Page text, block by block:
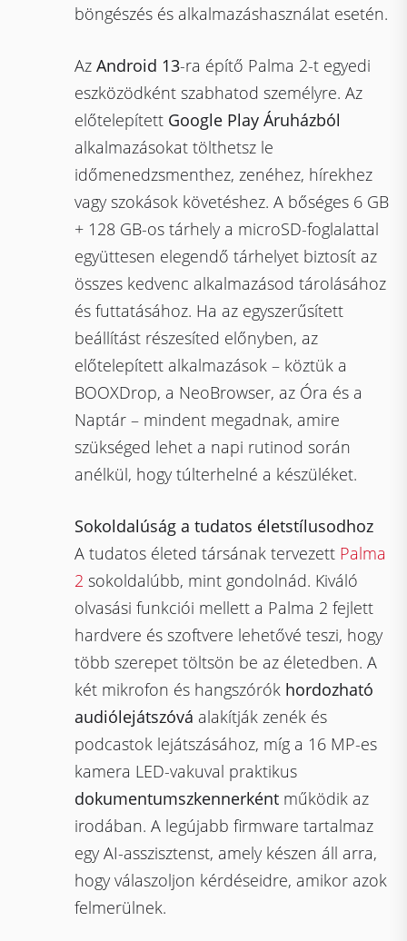
böngészés és alkalmazáshasználat esetén.
AzAndroid 13-ra építő Palma 2-t egyedi
eszközödként szabhatod személyre. Az
előtelepített Google Play Áruházból
alkalmazásokat tölthetsz le
időmenedzsmenthez, zenéhez, hírekhez
vagy szokások követéshez. A bőséges 6 GB
+ 128 GB-os tárhely a microSD-foglalattal
együttesen elegendő tárhelyet biztosít az
összes kedvenc alkalmazásod tárolásához
és futtatásához. Ha az egyszerűsített
beállítást részesíted előnyben, az
előtelepített alkalmazások – köztük a
BOOXDrop, a NeoBrowser, az Óra és a
Naptár – mindent megadnak, amire
szükséged lehet a napi rutinod során
anélkül, hogy túlterhelné a készüléket.
Sokoldalúság a tudatos életstílusodhoz
A tudatos életed társának tervezett Palma
2 sokoldalúbb, mint gondolnád. Kiváló
olvasási funkciói mellett a Palma 2 fejlett
hardvere és szoftvere lehetővé teszi, hogy
több szerepet töltsön be az életedben. A
két mikrofon és hangszórók hordozható
audiólejátszóvá alakítják zenék és
podcastok lejátszásához, míg a 16 MP-es
kamera LED-vakuval praktikus
dokumentumszkennerként működik az
irodában. A legújabb firmware tartalmaz
egy AI-asszisztenst, amely készen áll arra,
hogy válaszoljon kérdéseidre, amikor azok
felmerülnek.